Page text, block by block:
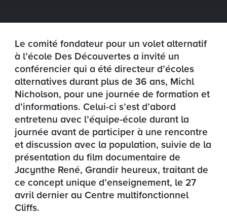
Le comité fondateur pour un volet alternatif
à l’école Des Découvertes a invité un
conférencier qui a été directeur d’écoles
alternatives durant plus de 36 ans, Michl
Nicholson, pour une journée de formation et
d’informations. Celui-ci s’est d’abord
entretenu avec l’équipe-école durant la
journée avant de participer à une rencontre
et discussion avec la population, suivie de la
présentation du film documentaire de
Jacynthe René, Grandir heureux, traitant de
ce concept unique d’enseignement, le 27
avril dernier au Centre multifonctionnel
Cliffs.